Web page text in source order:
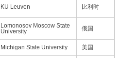
KU Leuven 比利时
Lomonosov Moscow State
University
俄国
Michigan State University 美国